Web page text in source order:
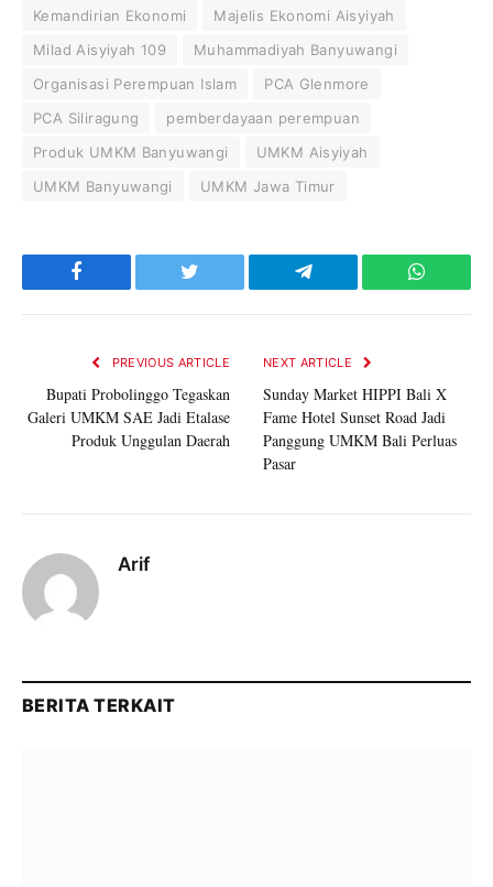
Kemandirian Ekonomi
Majelis Ekonomi Aisyiyah
Milad Aisyiyah 109
Muhammadiyah Banyuwangi
Organisasi Perempuan Islam
PCA Glenmore
PCA Siliragung
pemberdayaan perempuan
Produk UMKM Banyuwangi
UMKM Aisyiyah
UMKM Banyuwangi
UMKM Jawa Timur
Facebook Twitter Telegram
PREVIOUS ARTICLE
Bupati Probolinggo Tegaskan
Galeri UMKM SAE Jadi Etalase
Produk Unggulan Daerah
NEXT ARTICLE
Sunday Market HIPPI Bali X
Fame Hotel Sunset Road Jadi
Panggung UMKM Bali Perluas
Pasar
Arif
BERITA TERKAIT